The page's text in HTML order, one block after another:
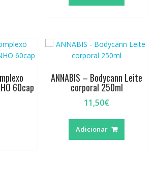
60cap
ANNABIS – Bodycann Leite
corporal 250ml
11,50€
Adicionar